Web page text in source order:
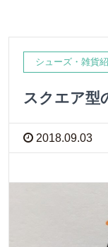
シューズ・雑貨
スクエア型
2018.09.03